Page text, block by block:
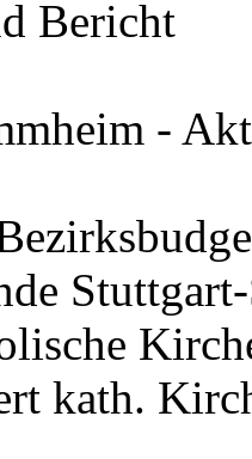
Bericht
-
kath.